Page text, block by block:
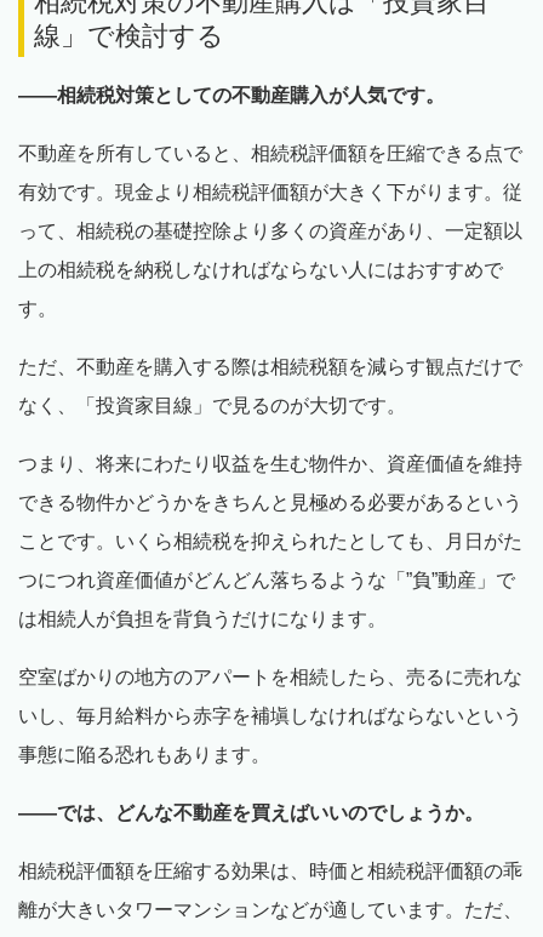
線」で検討する
――相続税対策としての不動産購入が人気です。
不動産を所有していると、相続税評価額を圧縮できる点で
有効です。現金より相続税評価額が大きく下がります。従
って、相続税の基礎控除より多くの資産があり、一定額以
上の相続税を納税しなければならない人にはおすすめで
す。
ただ、不動産を購入する際は相続税額を減らす観点だけで
なく、「投資家目線」で見るのが大切です。
つまり、将来にわたり収益を生む物件か、資産価値を維持
できる物件かどうかをきちんと見極める必要があるという
ことです。いくら相続税を抑えられたとしても、月日がた
つにつれ資産価値がどんどん落ちるような「”負”動産」で
は相続人が負担を背負うだけになります。
空室ばかりの地方のアパートを相続したら、売るに売れな
いし、毎月給料から赤字を補塡しなければならないという
事態に陥る恐れもあります。
――では、どんな不動産を買えばいいのでしょうか。
相続税評価額を圧縮する効果は、時価と相続税評価額の乖
離が大きいタワーマンションなどが適しています。ただ、